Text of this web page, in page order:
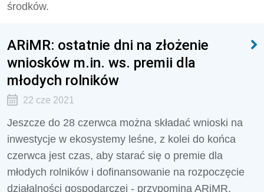
środków.
ARiMR: ostatnie dni na złożenie
wniosków m.in. ws. premii dla
młodych rolników
22 cze 2021
Jeszcze do 28 czerwca można składać wnioski na
inwestycje w ekosystemy leśne, z kolei do końca
czerwca jest czas, aby starać się o premie dla
młodych rolników i dofinansowanie na rozpoczęcie
działalności gospodarczej - przypomina ARiMR.